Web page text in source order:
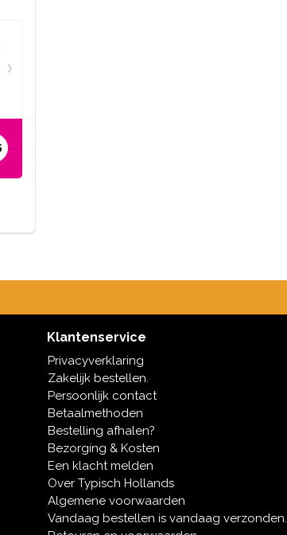
Klantenservice
Privacyverklaring
Zakelijk bestellen.
Persoonlijk contact
Betaalmethoden
Bestelling afhalen?
Bezorging & Kosten
Een klacht melden
Over Typisch Hollands
Algemene voorwaarden
Vandaag bestellen is vandaag verzonden.